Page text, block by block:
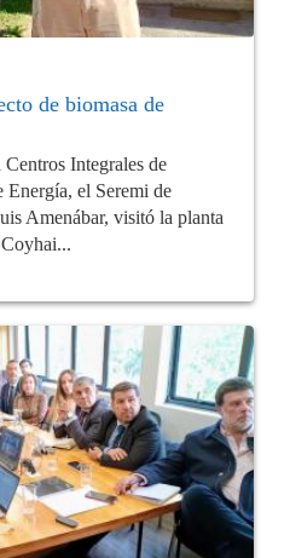
de biomasa de
Integrales de
el Seremi de
Amenábar, visitó la planta